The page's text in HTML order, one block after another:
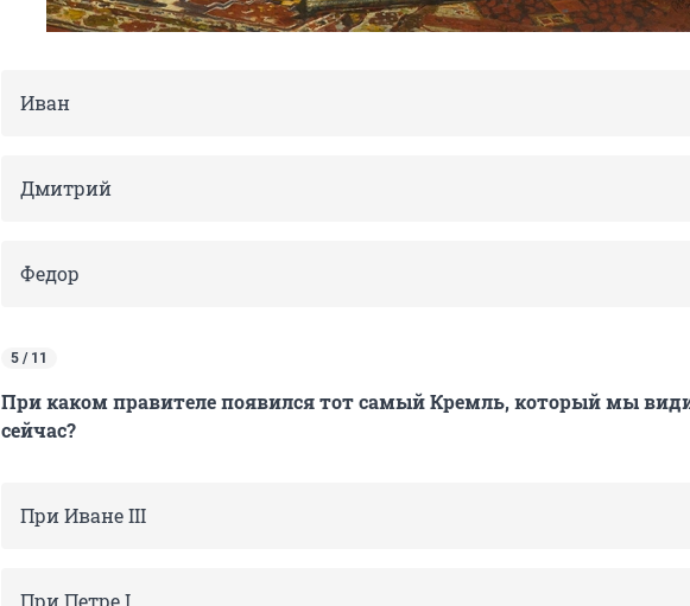
Иван
Дмитрий
Федор
5 / 11
При каком правителе появился тот самый Кремль, который мы
сейчас?
При Иване III
При Петре I